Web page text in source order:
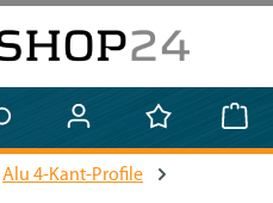
Alu 4-Kant-Profile